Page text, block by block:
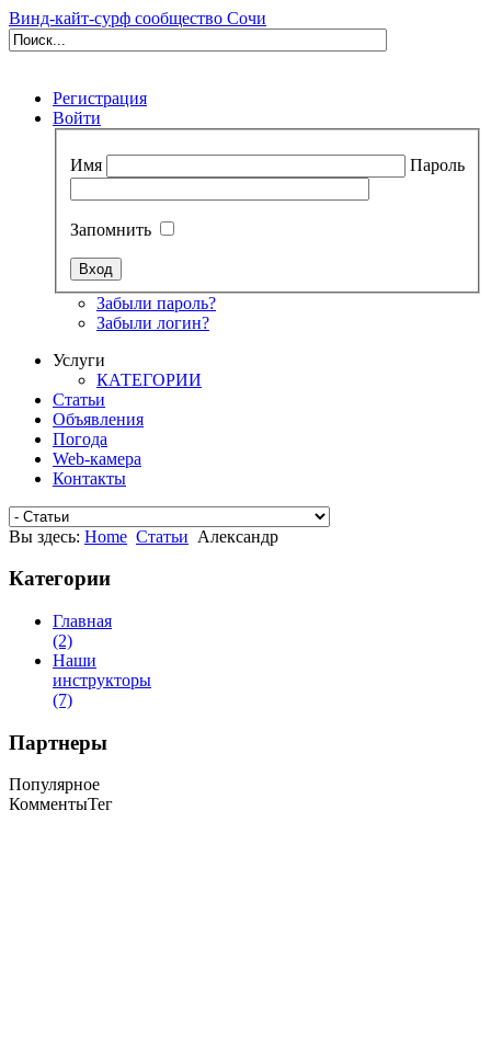
Винд-кайт-сурф сообщество Сочи
Регистрация
Войти
Имя Пароль
Запомнить
Забыли пароль?
Забыли логин?
Услуги
КАТЕГОРИИ
Статьи
Объявления
Погода
Web-камера
Контакты
Вы здесь: Home Статьи Александр
Категории
Главная
(2)
Наши
инструкторы
(7)
Партнеры
Популярное
КомментыТег